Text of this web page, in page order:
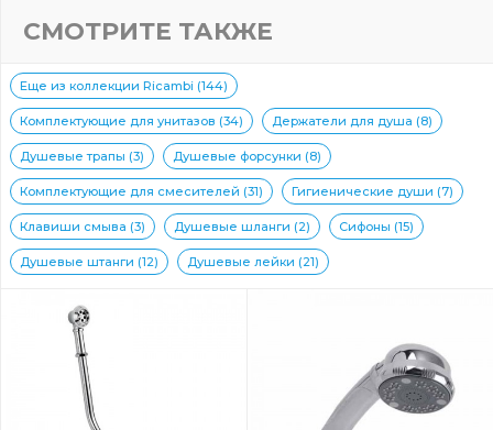
СМОТРИТЕ ТАКЖЕ
Еще из коллекции Ricambi (144)
Комплектующие для унитазов (34) Держатели для душа (8)
Душевые трапы (3) Душевые форсунки (8)
Комплектующие для смесителей (31) Гигиенические души (7)
Клавиши смыва (3) Душевые шланги (2) Сифоны (15)
Душевые штанги (12) Душевые лейки (21)